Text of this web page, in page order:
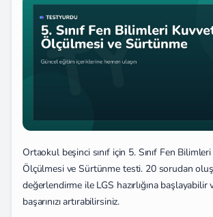
Ortaokul beşinci sınıf için 5. Sınıf Fen
Ölçülmesi ve Sürtünme testi. 20 sorudan
değerlendirme ile LGS hazırlığına başlayabilir
başarınızı artırabilirsiniz.